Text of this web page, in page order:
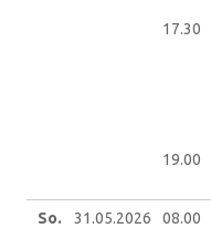
17.30
19.00
So. 31.05.2026 08.00